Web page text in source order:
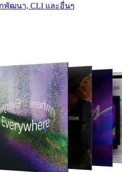
พัฒนา, CLI และอื่นๆ